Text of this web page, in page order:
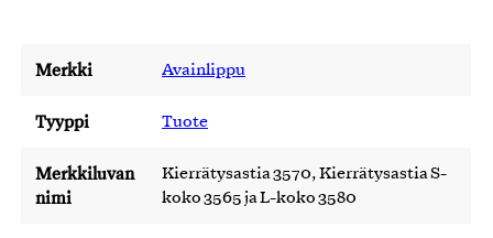
Merkki Avainlippu
Tyyppi Tuote
Merkkiluvan
nimi
Kierrätysastia 3570, Kierrätysastia S-
koko 3565 ja L-koko 3580